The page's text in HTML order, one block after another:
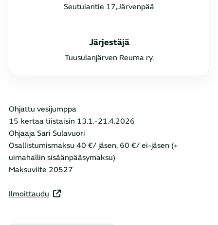
Seutulantie 17,Järvenpää
Järjestäjä
Tuusulanjärven Reuma ry.
Ohjattu vesijumppa
15 kertaa tiistaisin 13.1.-21.4.2026
Ohjaaja Sari Sulavuori
Osallistumismaksu 40 €/ jäsen, 60 €/ ei-jäsen (+
uimahallin sisäänpääsymaksu)
Maksuviite 20527
Ilmoittaudu